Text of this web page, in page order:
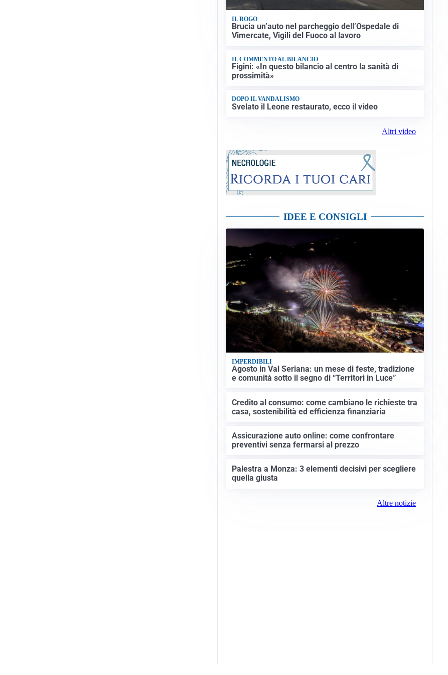
IL ROGO
Brucia un’auto nel parcheggio dell’Ospedale di
Vimercate, Vigili del Fuoco al lavoro
IL COMMENTO AL BILANCIO
Figini: «In questo bilancio al centro la sanità di
prossimità»
DOPO IL VANDALISMO
Svelato il Leone restaurato, ecco il video
Altri video
IDEE E CONSIGLI
IMPERDIBILI
Agosto in Val Seriana: un mese di feste, tradizione
e comunità sotto il segno di “Territori in Luce”
Credito al consumo: come cambiano le richieste tra
casa, sostenibilità ed efficienza finanziaria
Assicurazione auto online: come confrontare
preventivi senza fermarsi al prezzo
Palestra a Monza: 3 elementi decisivi per scegliere
quella giusta
Altre notizie